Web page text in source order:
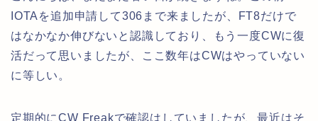
IOTAを追加申請して306まで来ましたが、FT8だけで
はなかなか伸びないと認識しており、もう一度CWに復
活だって思いましたが、ここ数年はCWはやっていない
に等しい。
定期的にCW Freakで確認はしていましたが、最近はそ